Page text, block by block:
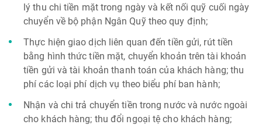
lý thu chi tiền mặt trong ngày và kết nối quỹ cuối ngày
chuyển về bộ phận Ngân Quỹ theo quy định;
Thực hiện giao dịch liên quan đến tiền gửi, rút tiền
bằng hình thức tiền mặt, chuyển khoản trên tài khoản
tiền gửi và tài khoản thanh toán của khách hàng; thu
phí các loại phí dịch vụ theo biểu phí ban hành;
Nhận và chi trả chuyển tiền trong nước và nước ngoài
cho khách hàng; thu đổi ngoại tệ cho khách hàng;